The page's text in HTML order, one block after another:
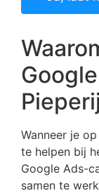
Wanneer je
te helpen bij
Google Ads-
samen te